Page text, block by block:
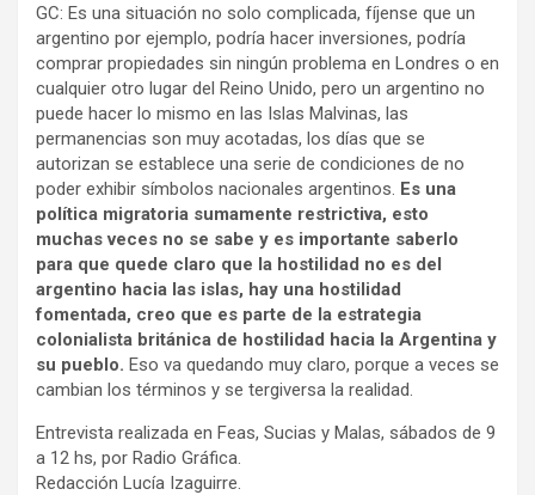
GC: Es una situación no solo complicada, fíjense que un
argentino por ejemplo, podría hacer inversiones, podría
comprar propiedades sin ningún problema en Londres o en
cualquier otro lugar del Reino Unido, pero un argentino no
puede hacer lo mismo en las Islas Malvinas, las
permanencias son muy acotadas, los días que se
autorizan se establece una serie de condiciones de no
poder exhibir símbolos nacionales argentinos. Es una
política migratoria sumamente restrictiva, esto
muchas veces no se sabe y es importante saberlo
para que quede claro que la hostilidad no es del
argentino hacia las islas, hay una hostilidad
fomentada, creo que es parte de la estrategia
colonialista británica de hostilidad hacia la Argentina y
su pueblo. Eso va quedando muy claro, porque a veces se
cambian los términos y se tergiversa la realidad.
Entrevista realizada en Feas, Sucias y Malas, sábados de 9
a 12 hs, por Radio Gráfica.
Redacción Lucía Izaguirre.